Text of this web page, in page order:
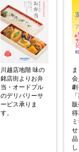
川越店地階 味の
銘店街よりお弁
当・オードブル
のデリバリーサ
ービス承りま
す。
販
得
品
し